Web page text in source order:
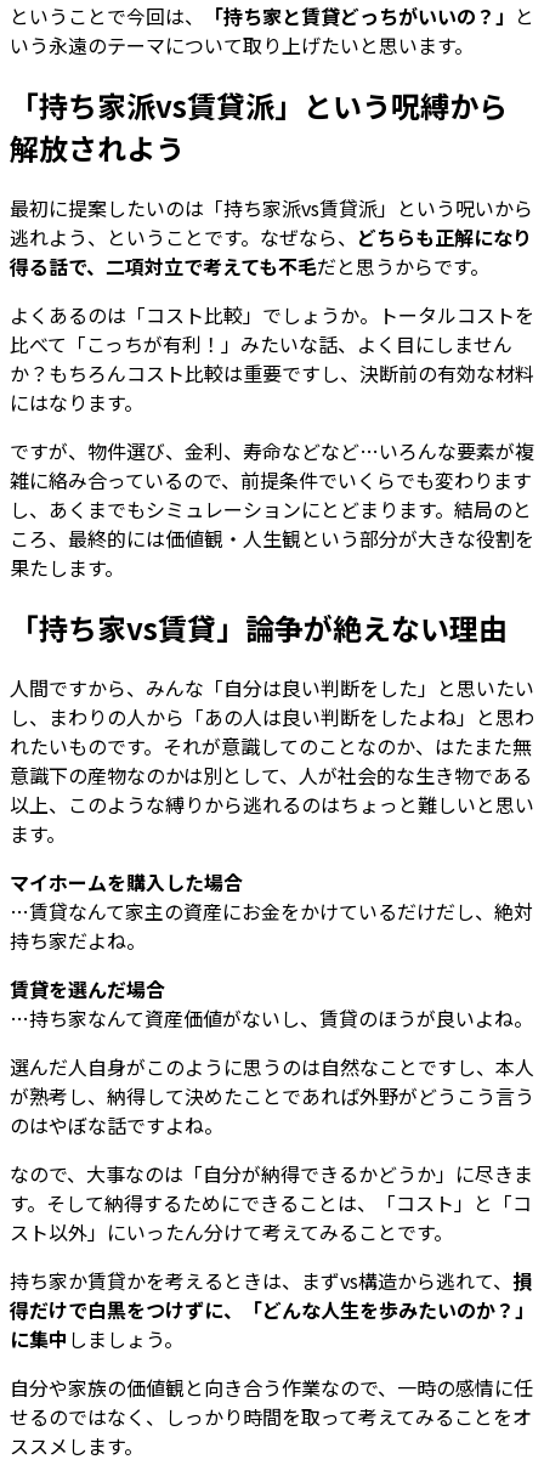
ということで今回は、
「持ち家と賃貸どっちがいいの？」 と
いう永遠のテーマについて取り上げたいと思います。
「持ち家派vs賃貸派」という呪縛から
解放されよう
最初に提案したいのは「持ち家派vs賃貸派」という呪いから
逃れよう、ということです。なぜなら、 どちらも正解になり
得る話で、二項対立で考えても不毛だと思うからです。
よくあるのは「コスト比較」でしょうか。トータルコストを
比べて「こっちが有利！」みたいな話、よく目にしません
か？もちろんコスト比較は重要ですし、決断前の有効な材料
にはなります。
ですが、物件選び、金利、寿命などなど…いろんな要素が複
雑に絡み合っているので、前提条件でいくらでも変わります
し、あくまでもシミュレーションにとどまります。結局のと
ころ、最終的には価値観・人生観という部分が大きな役割を
果たします。
「持ち家vs賃貸」論争が絶えない理由
人間ですから、みんな「自分は良い判断をした」と思いたい
し、まわりの人から「あの人は良い判断をしたよね」と思わ
れたいものです。それが意識してのことなのか、はたまた無
意識下の産物なのかは別として、人が社会的な生き物である
以上、このような縛りから逃れるのはちょっと難しいと思い
ます。
マイホームを購入した場合
…賃貸なんて家主の資産にお金をかけているだけだし、絶対
持ち家だよね。
賃貸を選んだ場合
…持ち家なんて資産価値がないし、賃貸のほうが良いよね。
選んだ人自身がこのように思うのは自然なことですし、本人
が熟考し、納得して決めたことであれば外野がどうこう言う
のはやぼな話ですよね。
なので、大事なのは「自分が納得できるかどうか」に尽きま
す。そして納得するためにできることは、「コスト」と「コ
スト以外」にいったん分けて考えてみることです。
持ち家か賃貸かを考えるときは、まずvs構造から逃れて、 損
得だけで白黒をつけずに、「どんな人生を歩みたいのか？」
に集中 しましょう。
自分や家族の価値観と向き合う作業なので、一時の感情に任
せるのではなく、しっかり時間を取って考えてみることをオ
ススメします。